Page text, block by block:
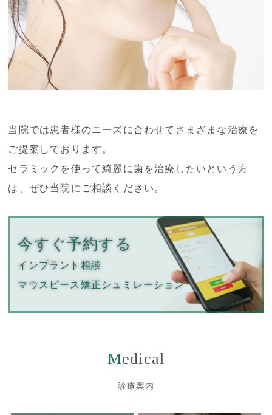
当院では患者様のニーズに合わせてさまざまな治療を
ご提案しております。
セラミックを使って綺麗に歯を治療したいという方
は、ぜひ当院にご相談ください。
今すぐ予約する
インプラント相談
マウスピース矯正 シュミレーション
Medical
診療案内